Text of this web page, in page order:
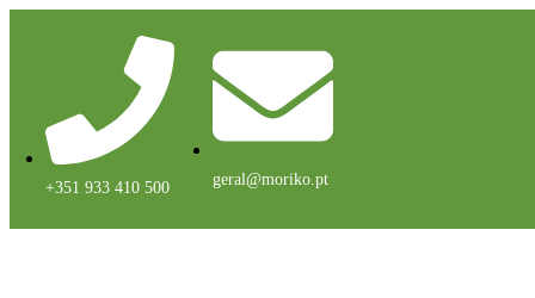
+351 933 410 500 geral@moriko.pt